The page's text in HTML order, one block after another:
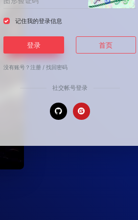
记住我的登录信息
登录 首页
没有账号？注册 /找回密码
社交帐号登录